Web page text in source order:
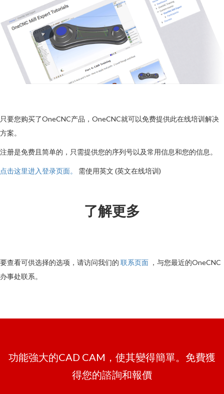
只要您购买了OneCNC产品，OneCNC就可以免费提供此在线培训解决
方案。
注册是免费且简单的，只需提供您的序列号以及常用信息和您的信息。
点击这里进入登录页面。 需使用英文 (英文在线培训)
了解更多
要查看可供选择的选项，请访问我们的 联系页面 ，与您最近的OneCNC
办事处联系。
功能強大的CAD CAM，使其變得簡單。免費獲
得您的諮詢和報價